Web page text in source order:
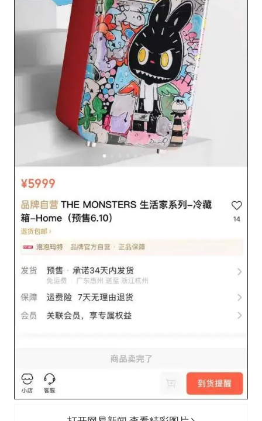
向鹏0-3不敌张本智和
Meta重新支棱起来了吗
东方之约 相约未来